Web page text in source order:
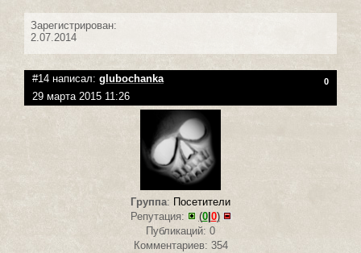
Зарегистрирован:
2.07.2014
#14 написал: glubochanka 0
29 марта 2015 11:26
Группа: Посетители
Репутация:
(0|0)
Публикаций: 0
Комментариев: 354